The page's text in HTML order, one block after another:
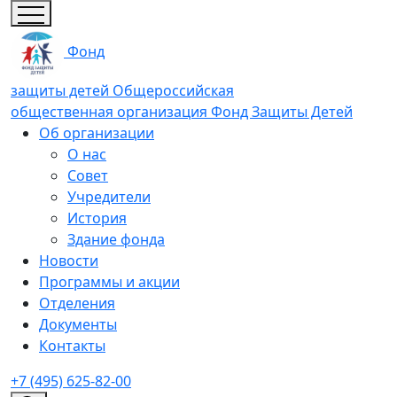
Фонд
защиты детей Общероссийская
общественная организация Фонд Защиты Детей
Об организации
О нас
Совет
Учредители
История
Здание фонда
Новости
Программы и акции
Отделения
Документы
Контакты
+7 (495) 625-82-00